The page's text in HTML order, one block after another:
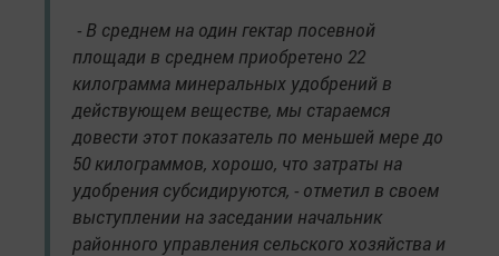
- В среднем на один гектар посевной
площади в среднем приобретено 22
килограмма минеральных удобрений в
действующем веществе, мы стараемся
довести этот показатель по меньшей мере до
50 килограммов, хорошо, что затраты на
удобрения субсидируются, - отметил в своем
выступлении на заседании начальник
районного управления сельского хозяйства и